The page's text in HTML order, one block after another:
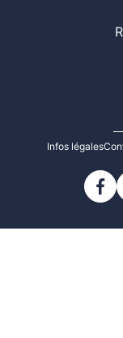
Infos légales